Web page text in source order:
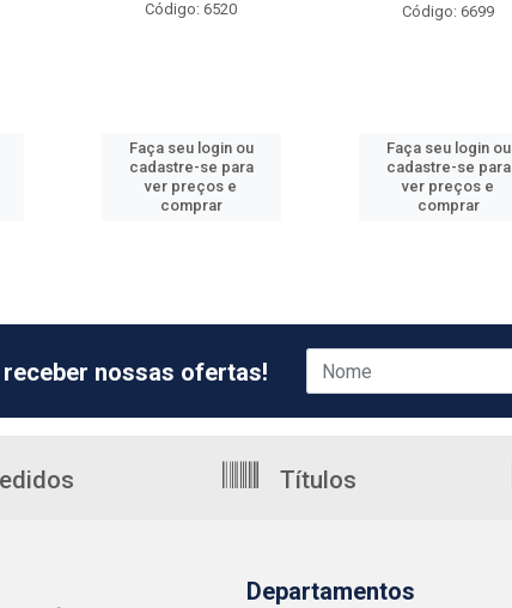
Código: 6520
Faça seu login ou
cadastre-se para
ver preços e
comprar
Código: 6699
Faça seu login ou
cadastre-se para
ver preços e
comprar
nossas ofertas!
Títulos
Departamentos